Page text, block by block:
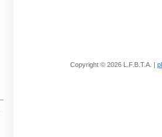
Copyright © 2026 L.F.B.T.A. |